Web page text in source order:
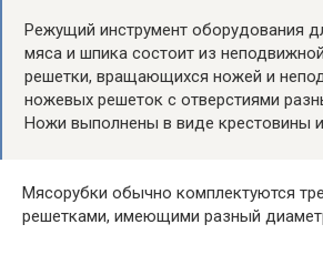
Режущий инструмент оборудования
мяса и шпика состоит из
решетки, вращающихся ножей и
ножевых решеток с отверстиями
Ножи выполнены в виде крестовины
Мясорубки обычно комплектуются
решетками, имеющими разный